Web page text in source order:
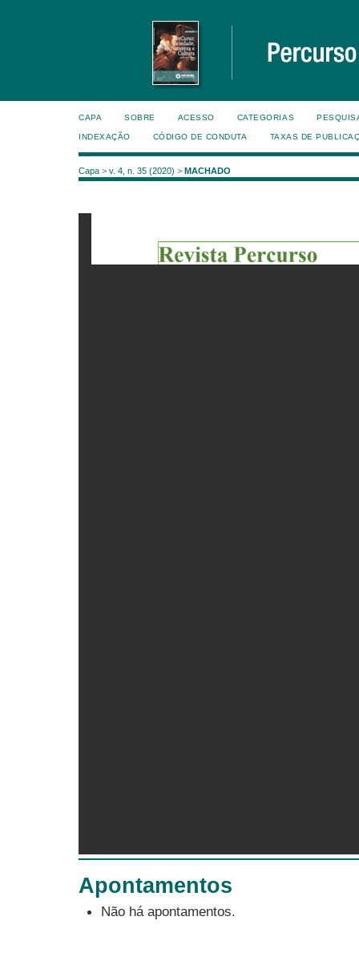
CAPA SOBRE ACESSO CATEGORIAS
INDEXAÇÃO CÓDIGO DE CONDUTA TAXAS DE
Capa > v. 4, n. 35 (2020) > MACHADO
Apontamentos
Não há apontamentos.